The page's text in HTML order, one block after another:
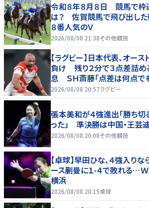
令和８年８月８日 競馬で枠連
は？ 佐賀競馬で飛び出した
８番人気のＶ
2026/08/08 21:38その他競技
【ラグビー】日本代表、オー
負け 残り２分で３点差詰
息 ＳＨ斎藤「点差は何点で
半にＳＯ伊藤龍が先制トライ、
2026/08/08 20:57ラグビー
張本美和が４強進出「勝ち切
った」 準決勝は中国・王芸
2026/08/08 20:08その他競技
【卓球】早田ひな、４強入り
ース蒯曼に１-４で敗れる…Ｗ
横浜
2026/08/08 20:15卓球